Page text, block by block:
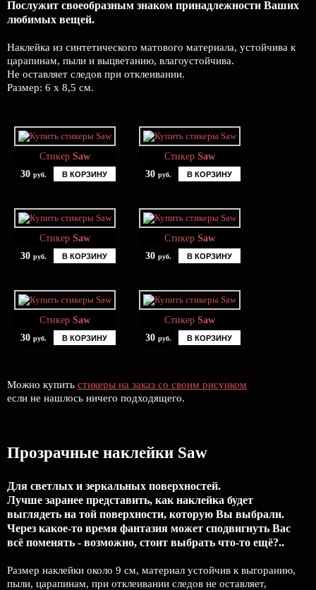
Послужит своеобразным знаком принадлежности Ваших
любимых вещей.
Наклейка из синтетического матового материала, устойчива к
царапинам, пыли и выцветанию, влагоустойчива.
Не оставляет следов при отклеивании.
Размер: 6 х 8,5 см.
Стикер Saw
30 руб. В КОРЗИНУ
Стикер Saw
30 руб. В КОРЗИНУ
Стикер Saw
30 руб. В КОРЗИНУ
Стикер Saw
30 руб. В КОРЗИНУ
Стикер Saw
30 руб. В КОРЗИНУ
Стикер Saw
30 руб. В КОРЗИНУ
Можно купить стикеры на заказ со своим рисунком
если не нашлось ничего подходящего.
Прозрачные наклейки Saw
Для светлых и зеркальных поверхностей.
Лучше заранее представить, как наклейка будет
выглядеть на той поверхности, которую Вы выбрали.
Через какое-то время фантазия может сподвигнуть Вас
всё поменять - возможно, стоит выбрать что-то ещё?..
Размер наклейки около 9 см, материал устойчив к выгоранию,
пыли, царапинам, при отклеивании следов не оставляет,